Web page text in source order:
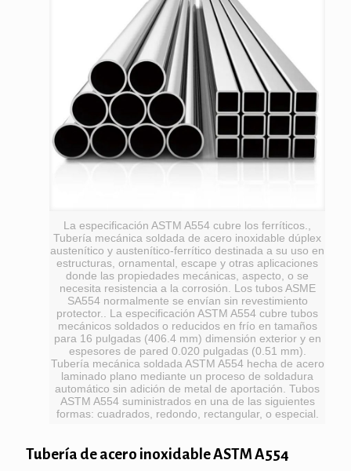
La especificación ASTM A554 cubre los ferríticos.,
Tubería mecánica soldada de acero inoxidable dúplex
austenítico y austenítico-ferrítico destinada a su uso en
estructuras, ornamental, escape y otras aplicaciones
donde las propiedades mecánicas, aspecto, o se
necesita resistencia a la corrosión. Los tubos ASME
SA554 normalmente se envían sin revestimiento
protector.. La especificación ASTM A554 cubre tubos
mecánicos soldados o reducidos en frío en tamaños
para 16 pulgadas (406.4 mm) dimensión exterior y en
espesores de pared 0.020 pulgadas (0.51 mm).
Tubería mecánica soldada ASTM A554 hecha de acero
laminado plano mediante un proceso de soldadura
automático sin adición de metal de aportación. Tubos
ASTM A554 suministrados en una de las siguientes
formas: cuadrados, redondo, rectangular, o especial.
Tubería de acero inoxidable ASTM A554